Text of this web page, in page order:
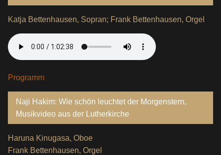
Katja Bettenhausen, Sopran; Frank Bettenhausen, Orgel
Programm
Naji Hakim: Wie schön leuchtet der Morgenstern,
Musikvideo aus der Lutherkirche
Haruna Kinugasa, Oboe
Frank Bettenhausen, Orgel